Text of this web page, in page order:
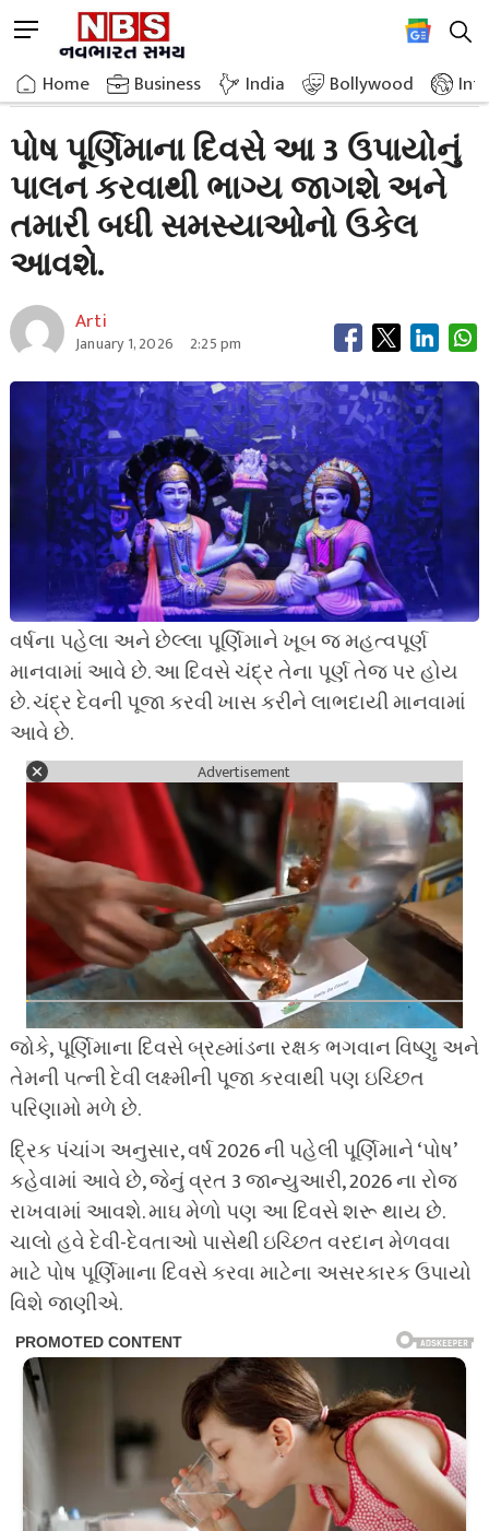
to
content
M
n
u
u
t
o
Home Business India Bollywood
Home»Astrology»Performing These 3 Rituals On Paush Purnima
પોષ પૂર્ણિમાના દિવસે આ 3 ઉપાયોનું
પાલન કરવાથી ભાગ્ય જાગશે અને
તમારી બધી સમસ્યાઓનો ઉકેલ
આવશે.
Arti
January 1, 2026 2:25 pm
વર્ષના પહેલા અને છેલ્લા પૂર્ણિમાને ખૂબ જ મહત્વપૂર્ણ
માનવામાં આવે છે. આ દિવસે ચંદ્ર તેના પૂર્ણ તેજ પર હોય
છે. ચંદ્ર દેવની પૂજા કરવી ખાસ કરીને લાભદાયી માનવામાં
આવે છે.
Advertisement
જોકે, પૂર્ણિમાના દિવસે બ્રહ્માંડના રક્ષક ભગવાન વિષ્ણુ અને
તેમની પત્ની દેવી લક્ષ્મીની પૂજા કરવાથી પણ ઇચ્છિત
પરિણામો મળે છે.
દ્રિક પંચાંગ અનુસાર, વર્ષ 2026 ની પહેલી પૂર્ણિમાને ‘પોષ’
કહેવામાં આવે છે, જેનું વ્રત 3 જાન્યુઆરી, 2026 ના રોજ
રાખવામાં આવશે. માઘ મેળો પણ આ દિવસે શરૂ થાય છે.
ચાલો હવે દેવી-દેવતાઓ પાસેથી ઇચ્છિત વરદાન મેળવવા
માટે પોષ પૂર્ણિમાના દિવસે કરવા માટેના અસરકારક ઉપાયો
વિશે જાણીએ.